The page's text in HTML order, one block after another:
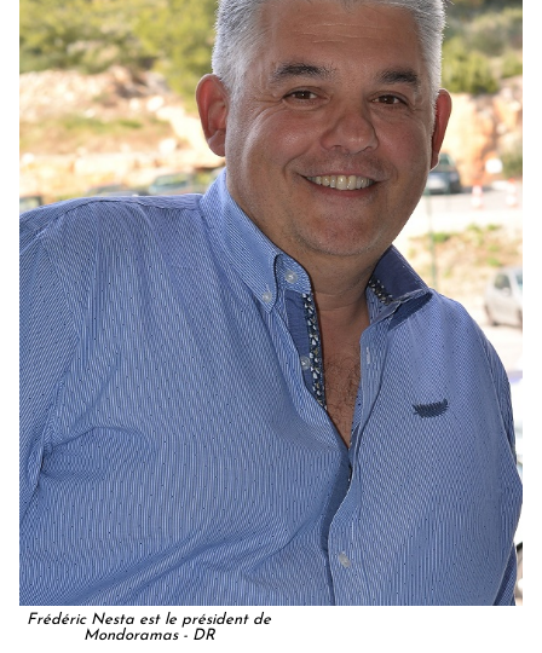
Frédéric Nesta est le président de
Mondoramas - DR